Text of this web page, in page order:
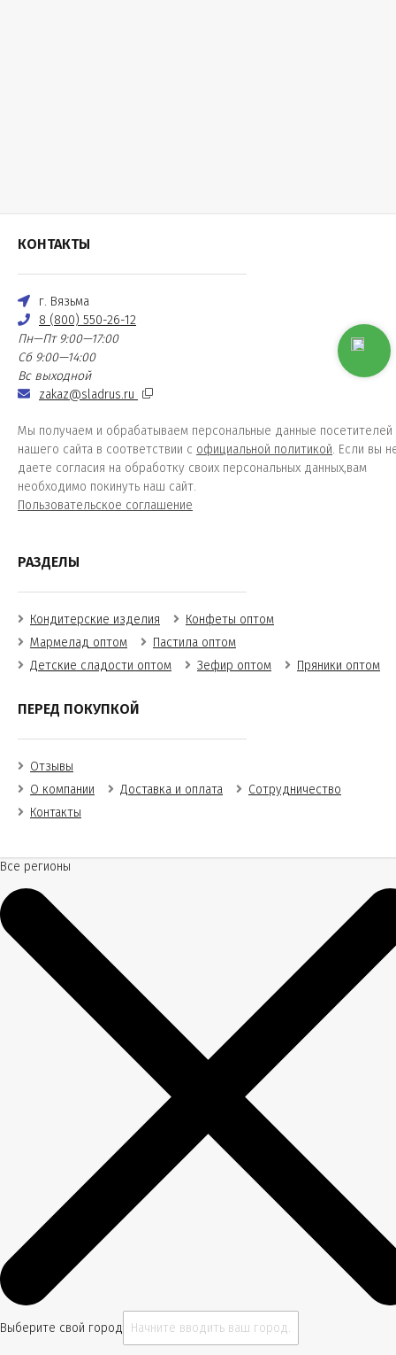
КОНТАКТЫ
г. Вязьма
8 (800) 550-26-12
Пн—Пт 9:00—17:00
Сб 9:00—14:00
Вс выходной
zakaz@sladrus.ru
Мы получаем и обрабатываем персональные данные посетителей
нашего сайта в соответствии с официальной политикой. Если вы
даете согласия на обработку своих персональных данных,вам
необходимо покинуть наш сайт.
Пользовательское соглашение
РАЗДЕЛЫ
Кондитерские изделия
Конфеты оптом
Мармелад оптом
Пастила оптом
Детские сладости оптом
Зефир оптом Пряники оптом
ПЕРЕД ПОКУПКОЙ
Отзывы
О компании
Доставка и оплата
Сотрудничество
Контакты
Все регионы
Выберите свой город